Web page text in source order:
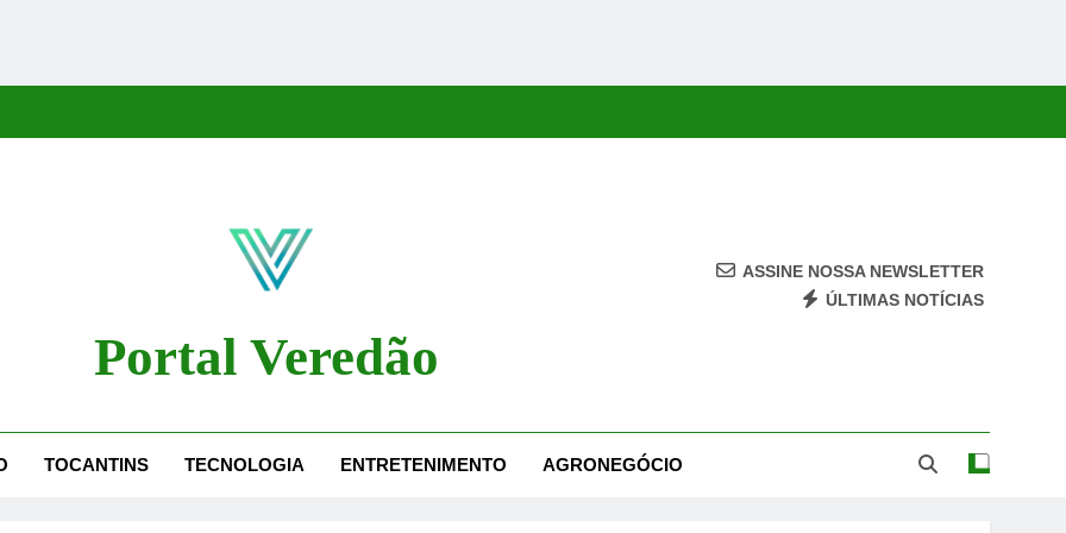
Portal Veredão
ASSINE NOSSA NEWSLETTER
ÚLTIMAS NOTÍCIAS
TOCANTINS TECNOLOGIA ENTRETENIMENTO AGRONEGÓCIO